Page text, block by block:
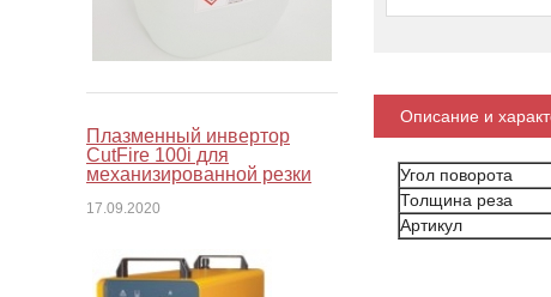
Описание и
Угол поворота
Толщина реза
Артикул
Плазменный инвертор
CutFire 100i для
механизированной резки
17.09.2020